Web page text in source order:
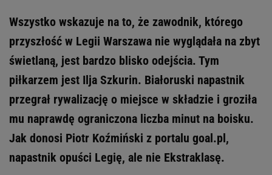
Wszystko wskazuje na to, że zawodnik, którego
przyszłość w Legii Warszawa nie wyglądała na zbyt
świetlaną, jest bardzo blisko odejścia. Tym
piłkarzem jest Ilja Szkurin. Białoruski napastnik
przegrał rywalizację o miejsce w składzie i groziła
mu naprawdę ograniczona liczba minut na boisku.
Jak donosi Piotr Koźmiński z portalu goal.pl,
napastnik opuści Legię, ale nie Ekstraklasę.